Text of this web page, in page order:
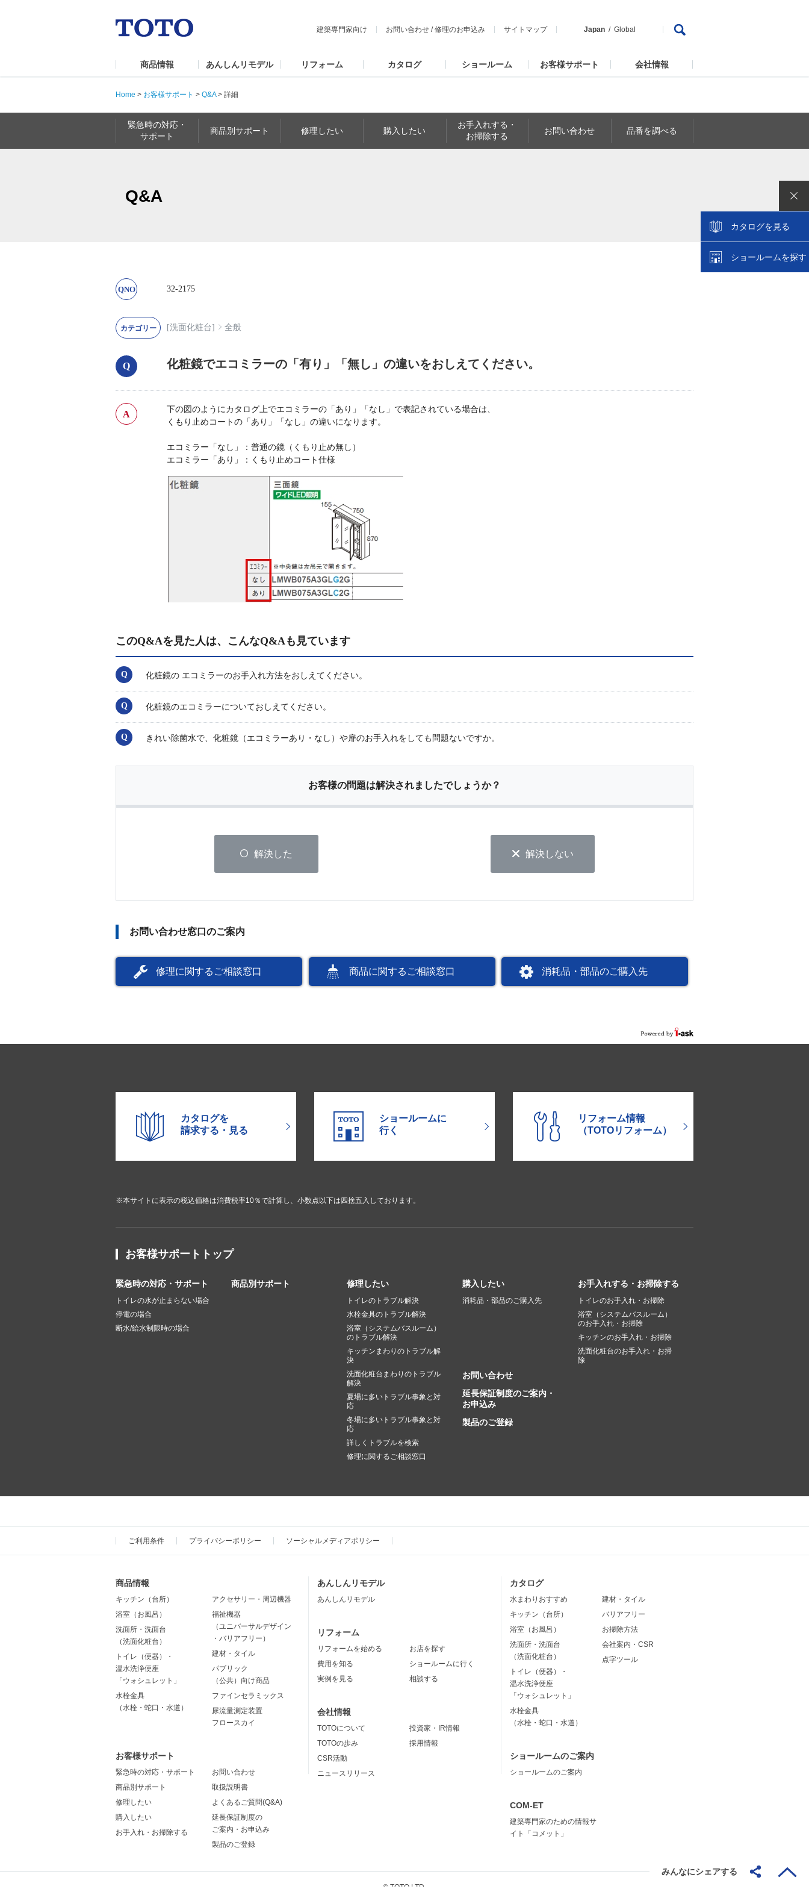
建築専門家向け お問い合わせ /修理のお申込み サイトマップ Japan Global
商品情報 あんしんリモデル リフォーム カタログ ショールーム お客様サポート 会社情報
Home > お客様サポート > Q&A> 詳細
緊急時の対応・
サポート
商品別サポート 修理したい 購入したい
お手入れする・
お掃除する
お問い合わせ 品番を調べる
カタログを見る
ショールームを探す
Q&A
32-2175
[洗面化粧台] 全般
化粧鏡でエコミラーの「有り」「無し」の違いをおしえてください。
下の図のようにカタログ上でエコミラーの「あり」「なし」で表記されている場合は、
くもり止めコートの「あり」「なし」の違いになります。
エコミラー「なし」：普通の鏡（くもり止め無し）
エコミラー「あり」：くもり止めコート仕様
このQ&Aを見た人は、こんなQ&Aも見ています
化粧鏡の エコミラーのお手入れ方法をおしえてください。
化粧鏡のエコミラーについておしえてください。
きれい除菌水で、化粧鏡（エコミラーあり・なし）や扉のお手入れをしても問題ないですか。
お客様の問題は解決されましたでしょうか？
解決した 解決しない
お問い合わせ窓口のご案内
修理に関するご相談窓口 商品に関するご相談窓口 消耗品・部品のご購入先
カタログを
請求する・見る
ショールームに
行く
リフォーム情報
（TOTOリフォーム）
※本サイトに表示の税込価格は消費税率10％で計算し、小数点以下は四捨五入しております。
お客様サポートトップ
緊急時の対応・サポート
トイレの水が止まらない場合
停電の場合
断水/給水制限時の場合
商品別サポート 修理したい
トイレのトラブル解決
水栓金具のトラブル解決
浴室（システムバスルーム）
のトラブル解決
キッチンまわりのトラブル解
決
洗面化粧台まわりのトラブル
解決
夏場に多いトラブル事象と対
応
冬場に多いトラブル事象と対
応
詳しくトラブルを検索
修理に関するご相談窓口
購入したい
消耗品・部品のご購入先
お手入れする・お掃除する
トイレのお手入れ・お掃除
浴室（システムバスルーム）
のお手入れ・お掃除
キッチンのお手入れ・お掃除
洗面化粧台のお手入れ・お掃
除
お問い合わせ
延長保証制度のご案内・
お申込み
製品のご登録
ご利用条件 プライバシーポリシー ソーシャルメディアポリシー
商品情報
キッチン（台所）
浴室（お風呂）
洗面所・洗面台
（洗面化粧台）
トイレ（便器）・
温水洗浄便座
「ウォシュレット」
水栓金具
（水栓・蛇口・水道）
アクセサリー・周辺機器
福祉機器
（ユニバーサルデザイン
・バリアフリー）
建材・タイル
パブリック
（公共）向け商品
ファインセラミックス
尿流量測定装置
フロースカイ
お客様サポート
緊急時の対応・サポート
商品別サポート
修理したい
購入したい
お手入れ・お掃除する
お問い合わせ
取扱説明書
よくあるご質問(Q&A)
延長保証制度の
ご案内・お申込み
製品のご登録
あんしんリモデル
あんしんリモデル
リフォーム
リフォームを始める
費用を知る
実例を見る
お店を探す
ショールームに行く
相談する
会社情報
TOTOについて
TOTOの歩み
CSR活動
ニュースリリース
投資家・IR情報
採用情報
カタログ
水まわりおすすめ
キッチン（台所）
浴室（お風呂）
洗面所・洗面台
（洗面化粧台）
トイレ（便器）・
温水洗浄便座
「ウォシュレット」
水栓金具
（水栓・蛇口・水道）
建材・タイル
バリアフリー
お掃除方法
会社案内・CSR
点字ツール
ショールームのご案内
ショールームのご案内
COM-ET
建築専門家のための情報サ
イト「コメット」
みんなにシェアする
© TOTO LTD.